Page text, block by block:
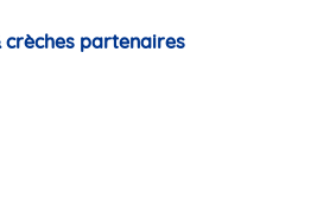
crèches partenaires